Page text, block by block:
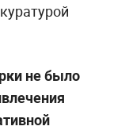
не было